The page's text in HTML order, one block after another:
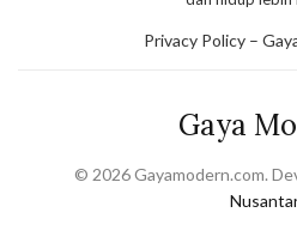
Privacy Policy –
Gaya
© 2026 Gayamodern.com.